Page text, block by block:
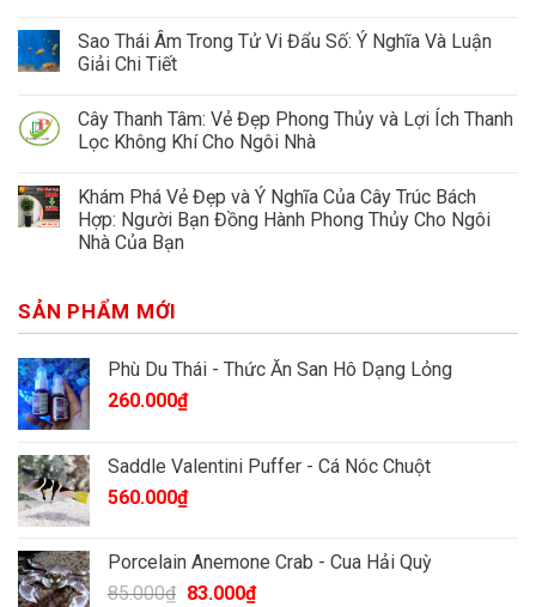
Sao Thái Âm Trong Tử Vi Đẩu Số: Ý Nghĩa Và Luận
Giải Chi Tiết
Cây Thanh Tâm: Vẻ Đẹp Phong Thủy và Lợi Ích Thanh
Lọc Không Khí Cho Ngôi Nhà
Khám Phá Vẻ Đẹp và Ý Nghĩa Của Cây Trúc Bách
Hợp: Người Bạn Đồng Hành Phong Thủy Cho Ngôi
Nhà Của Bạn
SẢN PHẨM MỚI
Phù Du Thái - Thức Ăn San Hô Dạng Lỏng
260.000₫
Saddle Valentini Puffer - Cá Nóc Chuột
560.000₫
Porcelain Anemone Crab - Cua Hải Quỳ
85.000₫ Giá
83.000₫Giá